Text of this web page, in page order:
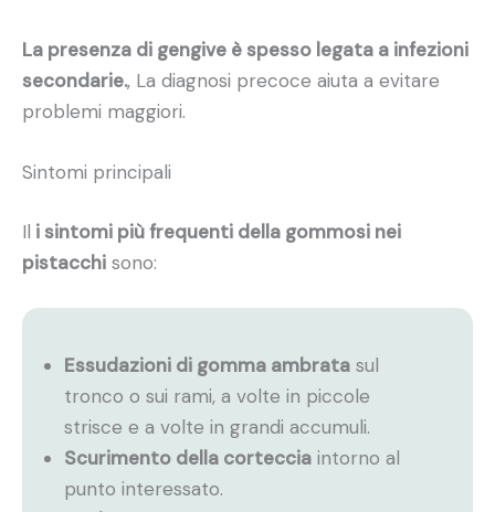
La presenza di gengive è spesso legata a infezioni
secondarie., La diagnosi precoce aiuta a evitare
problemi maggiori.
Sintomi principali
Il i sintomi più frequenti della gommosi nei
pistacchi sono:
Essudazioni di gomma ambrata sul
tronco o sui rami, a volte in piccole
strisce e a volte in grandi accumuli.
Scurimento della corteccia intorno al
punto interessato.